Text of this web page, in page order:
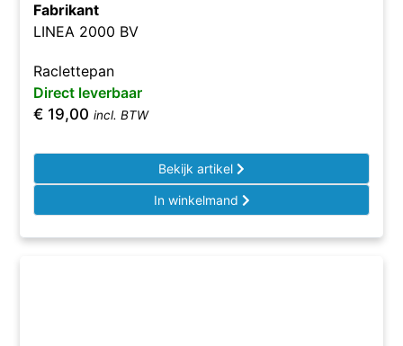
Fabrikant
LINEA 2000 BV
Raclettepan
Direct leverbaar
€ 19,00 incl. BTW
Bekijk artikel
In winkelmand